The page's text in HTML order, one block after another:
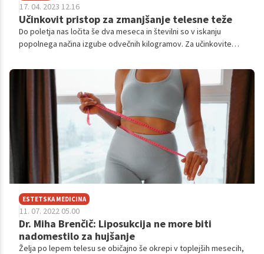
17. 04. 2023 12.16
Učinkovit pristop za zmanjšanje telesne teže
Do poletja nas ločita še dva meseca in številni so v iskanju
popolnega načina izgube odvečnih kilogramov. Za učinkovite
dietne pripravke. Žal pa to ne bo prineslo trajnih rezultatov.
Sodobni pristop k učinkovitemu in trajnemu zmanjševanju
telesne teže namreč ni zgolj hujšanje z izvajanjem redukcijskih
diet in ekstremnimi visokointenzivnimi vadbami, temveč
predvsem pravilna prehrana in zdrav način življenja s ciljem
ravnovesja prebave, ki je izjemno pomemben člen reguliranja
telesne teže. Sliši se zapleteno, pa ni, sploh če imate pri tem
povsem brezplačno podporo strokovnjakov.
ESTETSKA MEDICINA
11. 07. 2022 05.00
Dr. Miha Brenčič: Liposukcija ne more biti
nadomestilo za hujšanje
Želja po lepem telesu se običajno še okrepi v toplejših mesecih,